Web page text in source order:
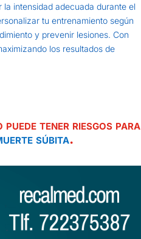
intensidad adecuada durante el
tu entrenamiento según
y prevenir lesiones. Con
los resultados de
tener riesgos para
súbita.